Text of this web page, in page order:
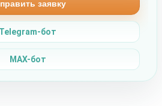
заявку
Telegram-бот
MAX-бот